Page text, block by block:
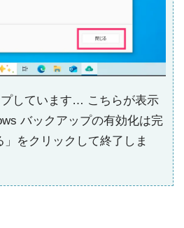
しています… こちらが表示
バックアップの有効化は完
をクリックして終了しま